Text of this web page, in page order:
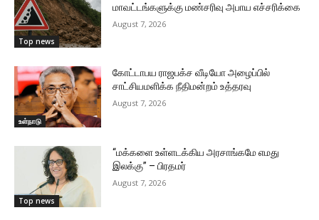
Top news
மாவட்டங்களுக்கு மண்சரிவு அபாய எச்சரிக்கை
August 7, 2026
உள்நாடு
கோட்டாபய ராஜபக்ச வீடியோ அழைப்பில்
சாட்சியமளிக்க நீதிமன்றம் உத்தரவு
August 7, 2026
Top news
“மக்களை உள்ளடக்கிய அரசாங்கமே எமது
இலக்கு” – பிரதமர்
August 7, 2026